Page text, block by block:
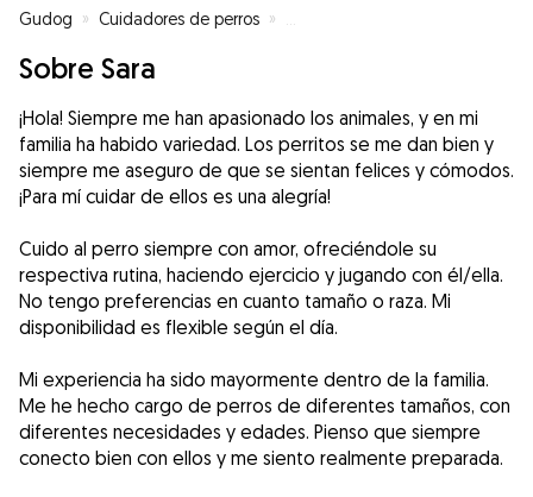
Gudog » Cuidadores de perros »
Sobre Sara
¡Hola! Siempre me han apasionado los animales, y en mi
familia ha habido variedad. Los perritos se me dan bien y
siempre me aseguro de que se sientan felices y cómodos.
¡Para mí cuidar de ellos es una alegría!
Cuido al perro siempre con amor, ofreciéndole su
respectiva rutina, haciendo ejercicio y jugando con él/ella.
No tengo preferencias en cuanto tamaño o raza. Mi
disponibilidad es flexible según el día.
Mi experiencia ha sido mayormente dentro de la familia.
Me he hecho cargo de perros de diferentes tamaños, con
diferentes necesidades y edades. Pienso que siempre
conecto bien con ellos y me siento realmente preparada.